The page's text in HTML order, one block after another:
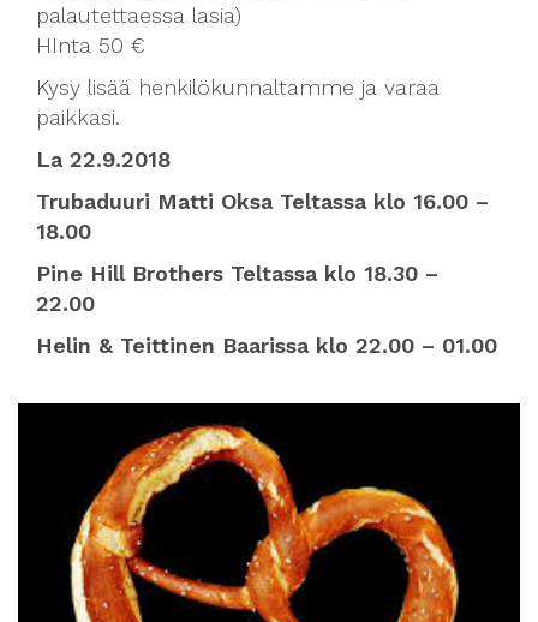
palautettaessa lasia)
HInta 50 €
Kysy lisää henkilökunnaltamme ja varaa
paikkasi.
La 22.9.2018
Trubaduuri Matti Oksa Teltassa klo 16.00 –
18.00
Pine Hill Brothers Teltassa klo 18.30 –
22.00
Helin & Teittinen Baarissa klo 22.00 – 01.00